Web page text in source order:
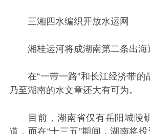
三湘四水编织开放水运网
湘桂运河将成湖南第二条出海
在“一带一路”和长江经济带的
乃至湖南的水文章还大有可为。
目前，湖南省仅有岳阳城陵
道，而在“十三五”期间，湖南将